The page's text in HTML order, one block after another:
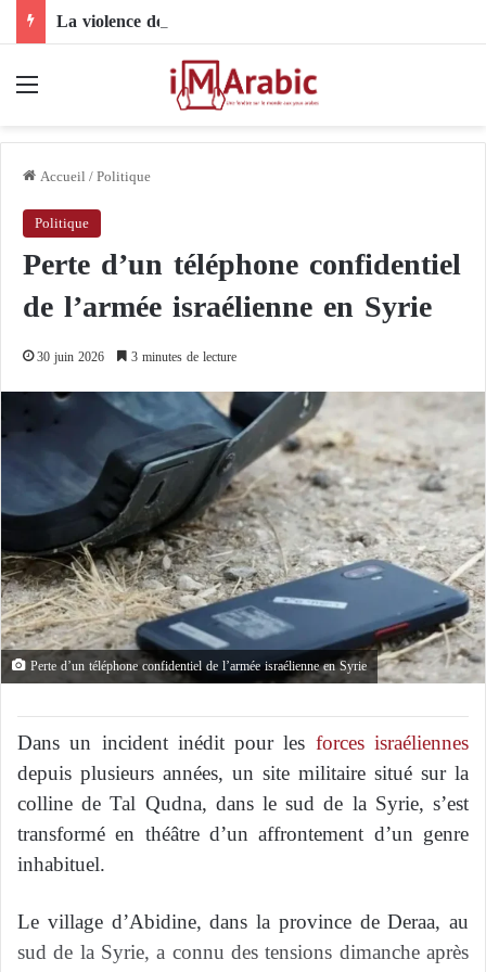
Accueil/Politique
Politique
Perte d’un téléphone confidentiel
de l’armée israélienne en Syrie
30 juin 2026 3 minutes de lecture
Perte d’un téléphone confidentiel de l’armée israélienne en Syrie
Dans un incident inédit pour les forces israéliennes
depuis plusieurs années, un site militaire situé sur la
colline de Tal Qudna, dans le sud de la Syrie, s’est
transformé en théâtre d’un affrontement d’un genre
inhabituel.
Le village d’Abidine, dans la province de Deraa, au
sud de la Syrie, a connu des tensions dimanche après